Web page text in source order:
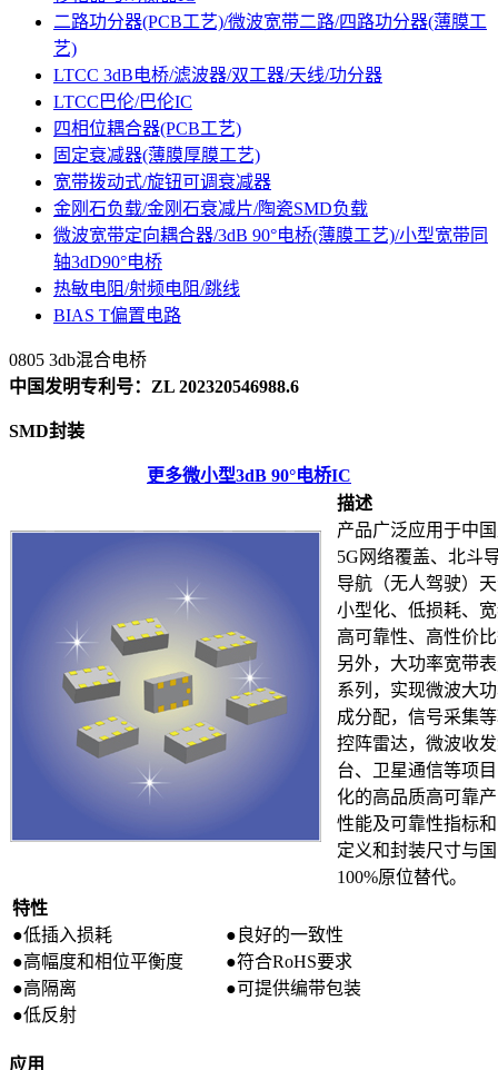
二路功分器(PCB工艺)/微波宽带二路/四路功分器(薄膜工
艺)
LTCC 3dB电桥/滤波器/双工器/天线/功分器
LTCC巴伦/巴伦IC
四相位耦合器(PCB工艺)
固定衰减器(薄膜厚膜工艺)
宽带拨动式/旋钮可调衰减器
金刚石负载/金刚石衰减片/陶瓷SMD负载
微波宽带定向耦合器/3dB 90°电桥(薄膜工艺)/小型宽带同
轴3dD90°电桥
热敏电阻/射频电阻/跳线
BIAS T偏置电路
0805 3db混合电桥
中国发明专利号：ZL 202320546988.6
SMD封装
更多微小型3dB 90°电桥IC
描述
产品广泛应用于中
5G网络覆盖、北斗
导航（无人驾驶）
小型化、低损耗、
高可靠性、高性价
另外，大功率宽带
系列，实现微波大
成分配，信号采集
控阵雷达，微波收
台、卫星通信等项
化的高品质高可靠
性能及可靠性指标
定义和封装尺寸与
100%原位替代。
特性
●低插入损耗
●高幅度和相位平衡度
●高隔离
●低反射
●良好的一致性
●符合RoHS要求
●可提供编带包装
应用